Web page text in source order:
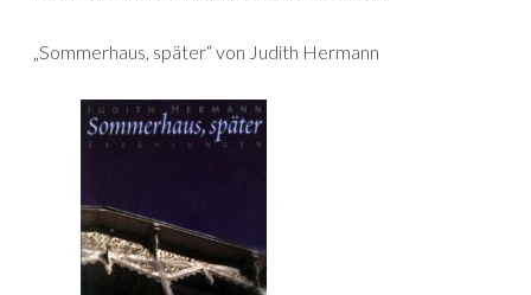
„Sommerhaus, später“ von Judith Hermann